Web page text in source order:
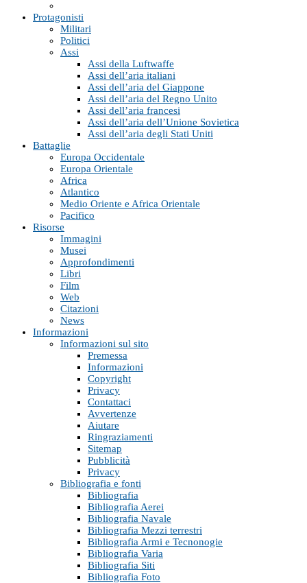
Protagonisti
Militari
Politici
Assi
Assi della Luftwaffe
Assi dell’aria italiani
Assi dell’aria del Giappone
Assi dell’aria del Regno Unito
Assi dell’aria francesi
Assi dell’aria dell’Unione Sovietica
Assi dell’aria degli Stati Uniti
Battaglie
Europa Occidentale
Europa Orientale
Africa
Atlantico
Medio Oriente e Africa Orientale
Pacifico
Risorse
Immagini
Musei
Approfondimenti
Libri
Film
Web
Citazioni
News
Informazioni
Informazioni sul sito
Premessa
Informazioni
Copyright
Privacy
Contattaci
Avvertenze
Aiutare
Ringraziamenti
Sitemap
Pubblicità
Privacy
Bibliografia e fonti
Bibliografia
Bibliografia Aerei
Bibliografia Navale
Bibliografia Mezzi terrestri
Bibliografia Armi e Tecnonogie
Bibliografia Varia
Bibliografia Siti
Bibliografia Foto